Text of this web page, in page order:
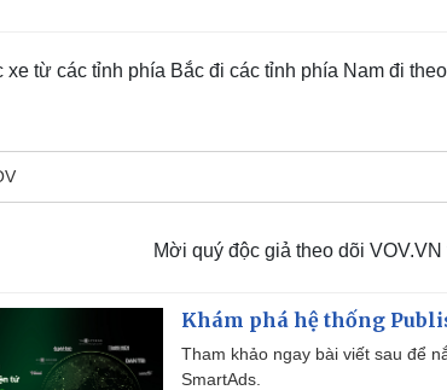
từ các tỉnh phía Bắc đi các tỉnh phía Nam đi
Mời quý độc giả theo dõi VOV.VN
Khám phá hệ thống
Tham khảo ngay bài viết sau để
SmartAds.